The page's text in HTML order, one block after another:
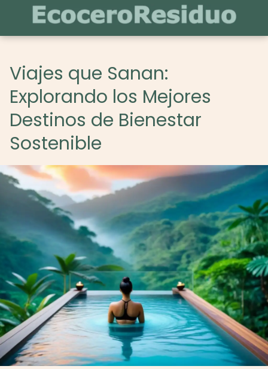
Viajes que Sanan:
Explorando los Mejores
Destinos de Bienestar
Sostenible